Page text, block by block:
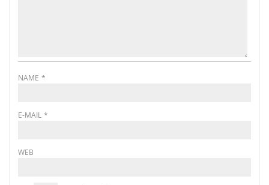
NAME *
E-MAIL *
WEB